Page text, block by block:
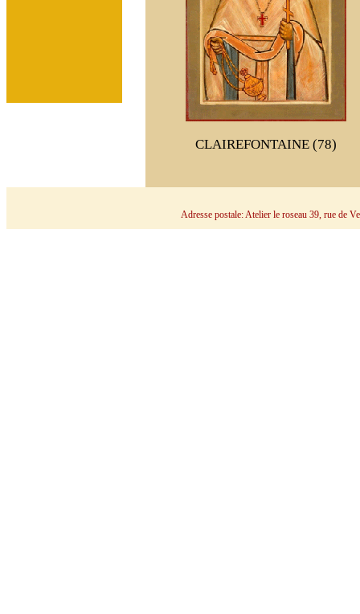
CLAIREFONTAINE (78)
Adresse postale: Atelier le roseau 39, rue de